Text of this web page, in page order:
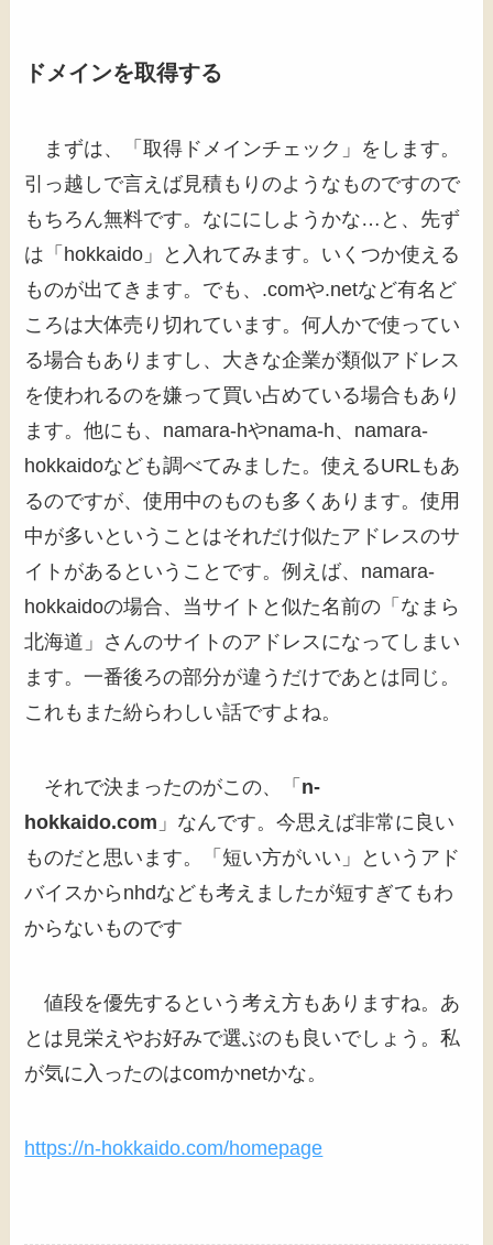
ドメインを取得する
まずは、「取得ドメインチェック」をします。
引っ越しで言えば見積もりのようなものですので
もちろん無料です。なににしようかな…と、先ず
は「hokkaido」と入れてみます。いくつか使える
ものが出てきます。でも、.comや.netなど有名ど
ころは大体売り切れています。何人かで使ってい
る場合もありますし、大きな企業が類似アドレス
を使われるのを嫌って買い占めている場合もあり
ます。他にも、namara-hやnama-h、namara-
hokkaidoなども調べてみました。使えるURLもあ
るのですが、使用中のものも多くあります。使用
中が多いということはそれだけ似たアドレスのサ
イトがあるということです。例えば、namara-
hokkaidoの場合、当サイトと似た名前の「なまら
北海道」さんのサイトのアドレスになってしまい
ます。一番後ろの部分が違うだけであとは同じ。
これもまた紛らわしい話ですよね。
それで決まったのがこの、「 n-
hokkaido.com 」なんです。今思えば非常に良い
ものだと思います。「短い方がいい」というアド
バイスからnhdなども考えましたが短すぎてもわ
からないものです
値段を優先するという考え方もありますね。あ
とは見栄えやお好みで選ぶのも良いでしょう。私
が気に入ったのはcomかnetかな。
https://n-hokkaido.com/homepage